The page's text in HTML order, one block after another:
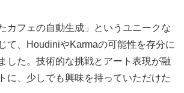
カフェの自動生成」というユニークな
て、HoudiniやKarmaの可能性を存分に
した。技術的な挑戦とアート表現が融
に、少しでも興味を持っていただけた